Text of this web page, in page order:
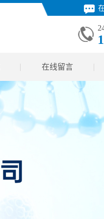
在线留言